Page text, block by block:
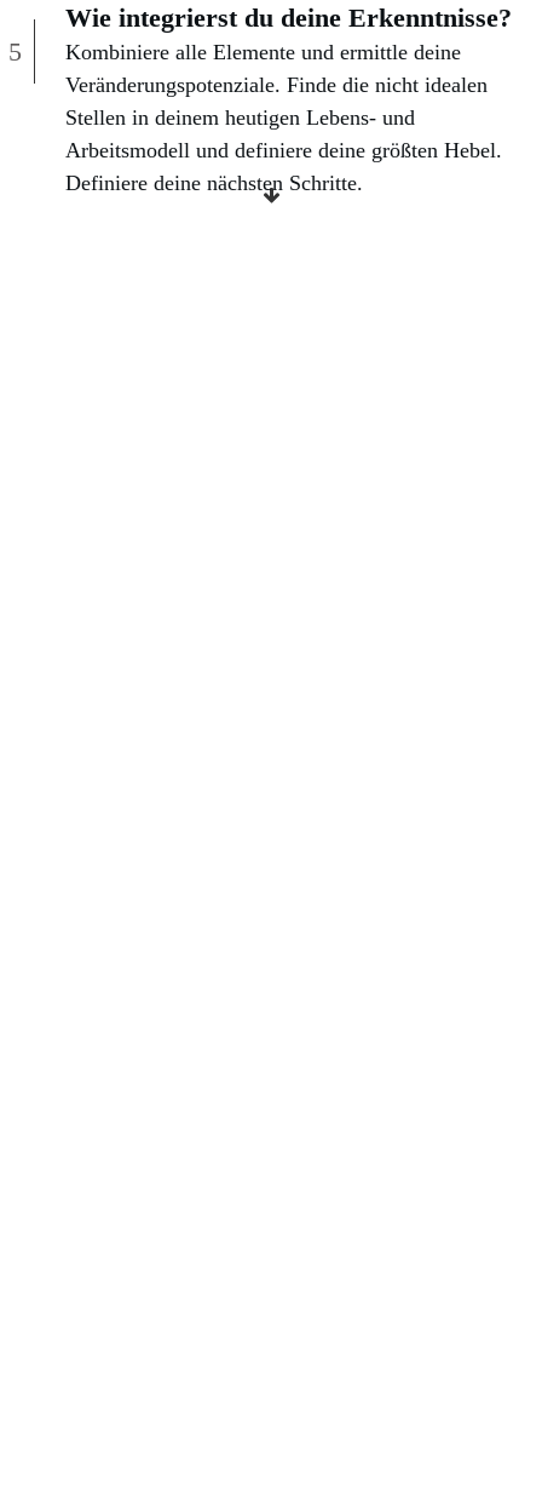
5
Wie integrierst du deine Erkenntnisse?
Kombiniere alle Elemente und ermittle deine
Veränderungspotenziale. Finde die nicht idealen
Stellen in deinem heutigen Lebens- und
Arbeitsmodell und definiere deine größten Hebel.
Definiere deine nächsten Schritte.